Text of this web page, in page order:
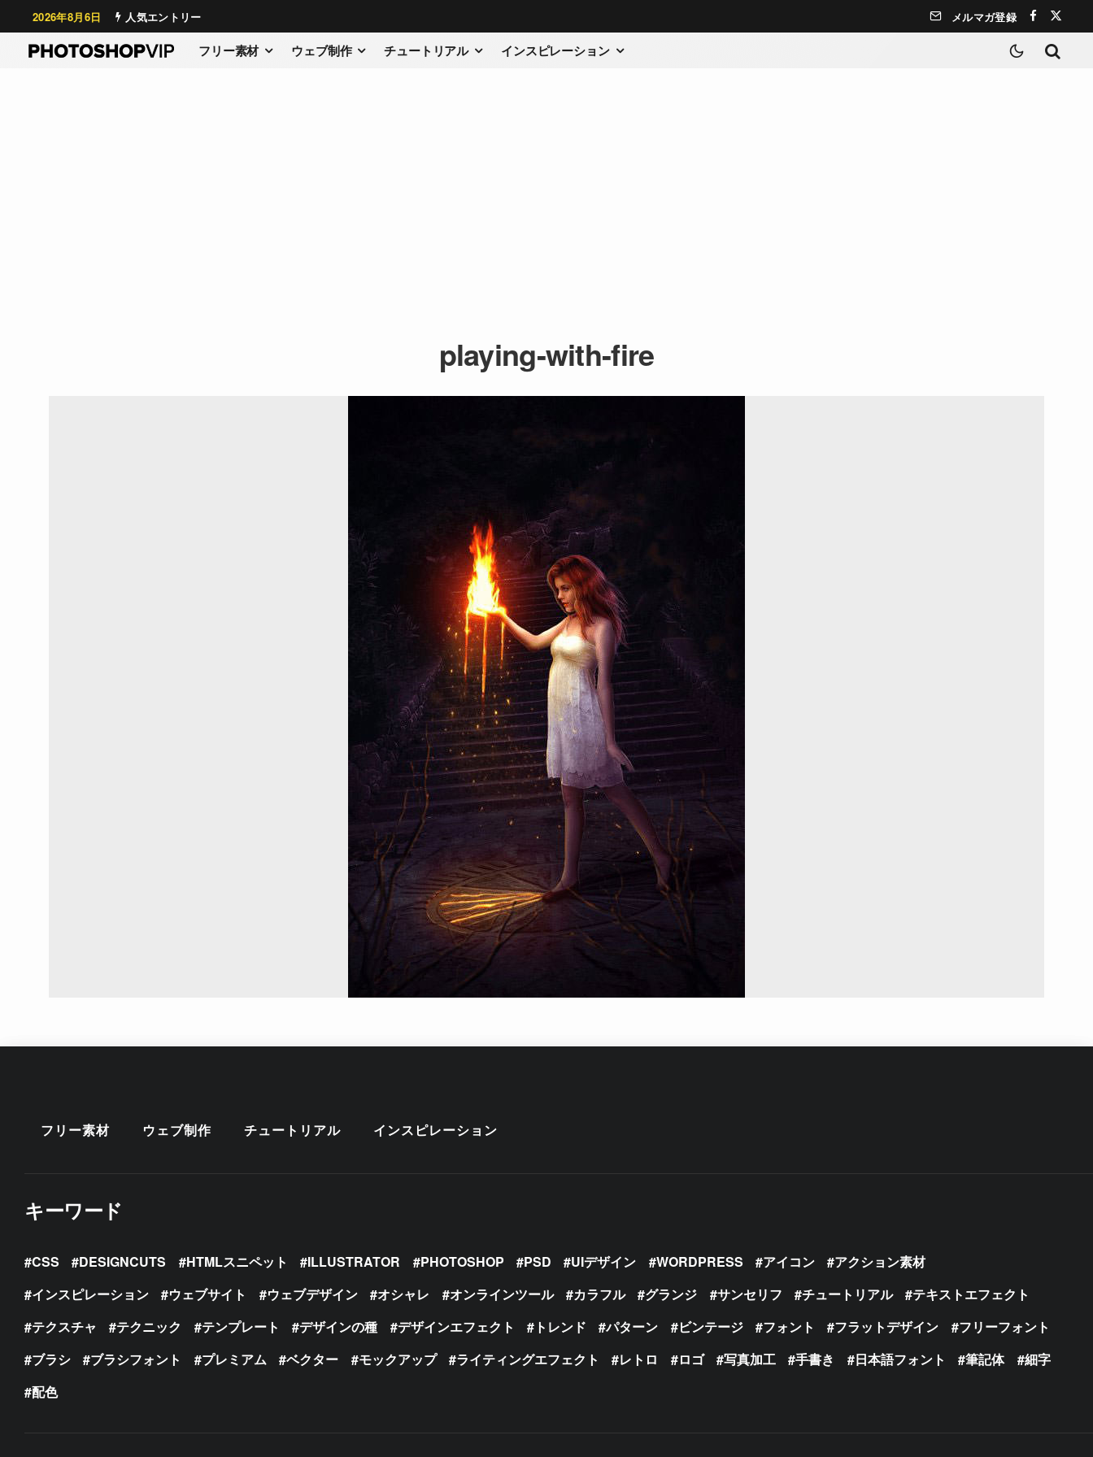
2026年8月6日 人気エントリー メルマガ登録
フリー素材 ウェブ制作 チュートリアル インスピレーション
playing-with-fire
フリー素材 ウェブ制作 チュートリアル インスピレーション
キーワード
CSS DESIGNCUTS HTMLスニペット ILLUSTRATOR PHOTOSHOP PSD UIデザイン WORDPRESS アイコン
アクション素材
インスピレーション
ウェブサイト ウェブデザイン オシャレ オンラインツール カラフル グランジ サンセリフ チュートリアル
テキストエフェクト
テクスチャ
テクニック テンプレート デザインの種 デザインエフェクト トレンド パターン ビンテージ フォント フラットデザイン
フリーフォント
ブラシ
ブラシフォント プレミアム ベクター モックアップ ライティングエフェクト レトロ ロゴ 写真加工 手書き 日本語フォント 筆記体
細字
配色